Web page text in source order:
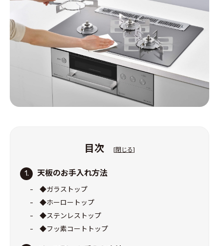
目次 [閉じる]
1. 天板のお手入れ方法
◆ガラストップ
◆ホーロートップ
◆ステンレストップ
◆フッ素コートトップ